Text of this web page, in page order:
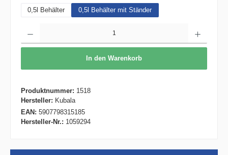
0,5l Behälter
0,5l Behälter mit Ständer
In den Warenkorb
Produktnummer: 1518
Hersteller: Kubala
EAN: 5907798315185
Hersteller-Nr.: 1059294